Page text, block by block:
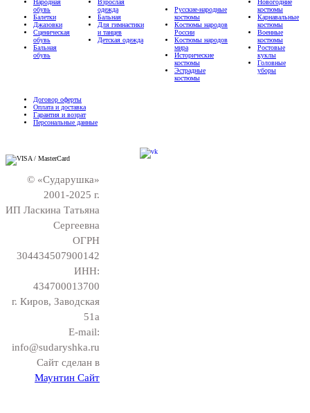
Народная
обувь
Балетки
Джазовки
Сценическая
обувь
Бальная
обувь
Взрослая
одежда
Бальная
Для гимнастики
и танцев
Детская одежда
Русские-народные
костюмы
Костюмы народов
России
Костюмы народов
мира
Исторические
костюмы
Эстрадные
костюмы
Новогодние
костюмы
Карнавальные
костюмы
Военные
костюмы
Ростовые
куклы
Головные
уборы
Договор оферты
Оплата и доставка
Гарантия и возрат
Персональные данные
© «Сударушка»
2001-2025 г.
ИП Ласкина Татьяна
Сергеевна
ОГРН
304434507900142
ИНН:
434700013700
г. Киров, Заводская
51а
E-mail:
info@sudaryshka.ru
Сайт сделан в
Маунтин Сайт